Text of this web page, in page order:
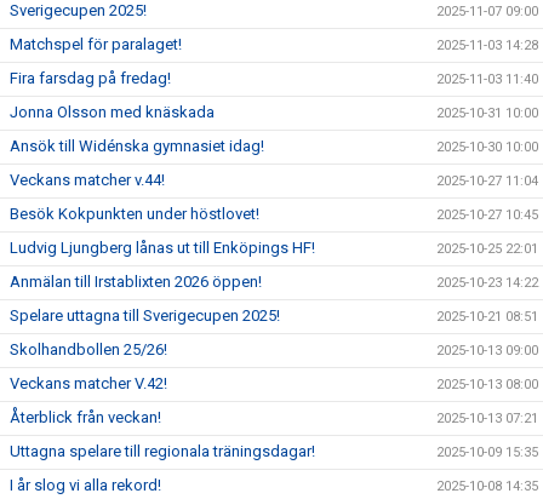
Sverigecupen 2025! 2025-11-07 09:00
Matchspel för paralaget! 2025-11-03 14:28
Fira farsdag på fredag! 2025-11-03 11:40
Jonna Olsson med knäskada 2025-10-31 10:00
Ansök till Widénska gymnasiet idag! 2025-10-30 10:00
Veckans matcher v.44! 2025-10-27 11:04
Besök Kokpunkten under höstlovet! 2025-10-27 10:45
Ludvig Ljungberg lånas ut till Enköpings HF! 2025-10-25 22:01
Anmälan till Irstablixten 2026 öppen! 2025-10-23 14:22
Spelare uttagna till Sverigecupen 2025! 2025-10-21 08:51
Skolhandbollen 25/26! 2025-10-13 09:00
Veckans matcher V.42! 2025-10-13 08:00
Återblick från veckan! 2025-10-13 07:21
Uttagna spelare till regionala träningsdagar! 2025-10-09 15:35
I år slog vi alla rekord! 2025-10-08 14:35